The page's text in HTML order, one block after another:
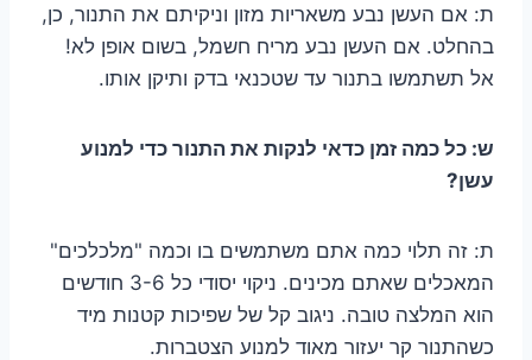
ת: אם העשן נבע משאריות מזון וניקיתם את התנור, כן,
בהחלט. אם העשן נבע מריח חשמל, בשום אופן לא!
אל תשתמשו בתנור עד שטכנאי בדק ותיקן אותו.
ש: כל כמה זמן כדאי לנקות את התנור כדי למנוע
עשן?
ת: זה תלוי כמה אתם משתמשים בו וכמה "מלכלכים"
המאכלים שאתם מכינים. ניקוי יסודי כל 3-6 חודשים
הוא המלצה טובה. ניגוב קל של שפיכות קטנות מיד
כשהתנור קר יעזור מאוד למנוע הצטברות.